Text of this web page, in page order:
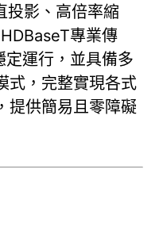
投影、高倍率縮
專業傳
運行，並具備多
式，完整實現各式
提供簡易且零障礙